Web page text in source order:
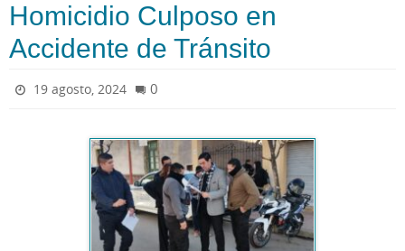
Homicidio Culposo en
Accidente de Tránsito
19 agosto, 2024 0